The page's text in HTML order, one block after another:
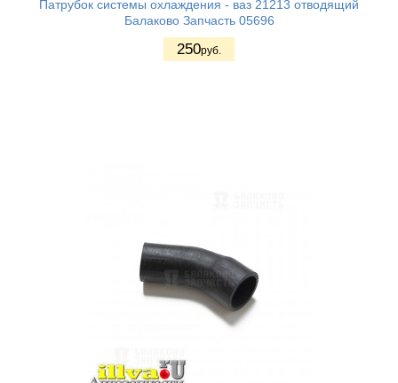
Патрубок системы охлаждения - ваз 21213 отводящий
Балаково Запчасть 05696
250руб.